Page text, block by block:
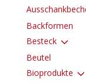
Backformen
Besteck3
Beutel
Bioprodukte 3